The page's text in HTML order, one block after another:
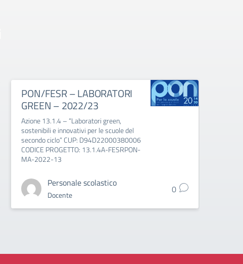
PON/FESR – LABORATORI
GREEN – 2022/23
Azione 13.1.4 – “Laboratori green,
sostenibili e innovativi per le scuole del
secondo ciclo” CUP: D94D22000380006
CODICE PROGETTO: 13.1.4A-FESRPON-
MA-2022-13
Personale scolastico
Docente 0